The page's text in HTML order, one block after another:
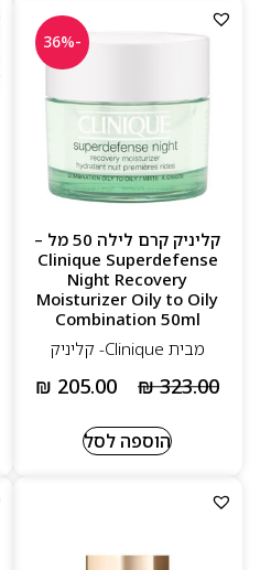
-36%
קליניק קרם לילה 50 מל –
Clinique Superdefense
Night Recovery
Moisturizer Oily to Oily
Combination 50ml
מבית Clinique- קליניק
₪323.00
₪ 205.00
הוספה לסל